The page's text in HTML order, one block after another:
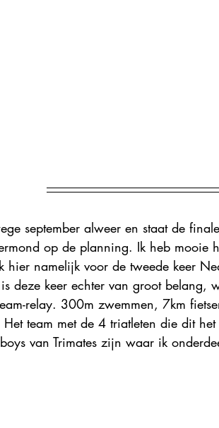
september alweer en staat de
op de planning. Ik heb mooie
hier namelijk voor de tweede keer
deze keer echter van groot belang,
relay. 300m zwemmen, 7km
team met de 4 triatleten die dit
van Trimates zijn waar ik